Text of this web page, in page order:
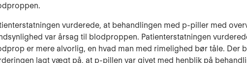
vurderede, at behandlingen med p-piller med
var årsag til blodproppen. Patienterstatningen
er mere alvorlig, en hvad man med rimelighed bør tåle. Der
lagt vægt på, at p-pillen var givet med henblik på